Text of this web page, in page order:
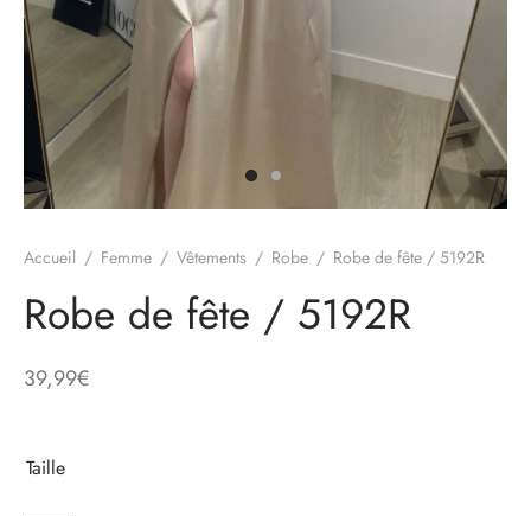
Accueil / Femme / Vêtements / Robe / Robe de fête / 5192R
Robe de fête / 5192R
39,99€
Taille
Jogging